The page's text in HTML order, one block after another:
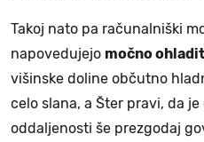
Takoj nato pa računalniški
napovedujejo močno
višinske doline občutno
celo slana, a Šter pravi, da
oddaljenosti še prezgodaj